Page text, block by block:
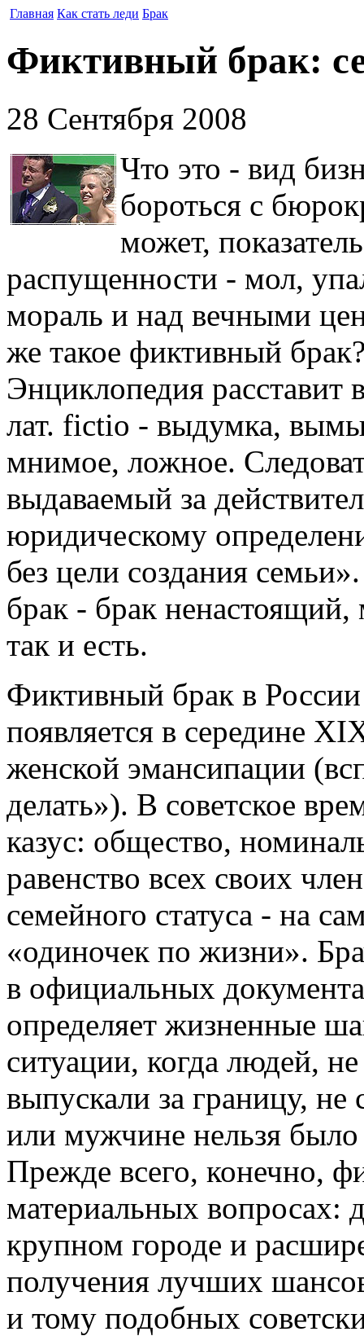
Главная Как стать леди Брак
Фиктивный брак:
28 Сентября 2008
Что это - вид
бороться с
может,
распущенности - мол,
мораль и над вечными
же такое фиктивный
Энциклопедия расставит
лат. fictio - выдумка,
мнимое, ложное.
выдаваемый за
юридическому
без цели создания
брак - брак
так и есть.
Фиктивный брак в
появляется в середине
женской эмансипации
делать»). В советское
казус: общество,
равенство всех своих
семейного статуса - на
«одиночек по жизни».
в официальных
определяет жизненные
ситуации, когда людей,
выпускали за границу,
или мужчине нельзя
Прежде всего, конечно,
материальных вопросах:
крупном городе и
получения лучших
и тому подобных